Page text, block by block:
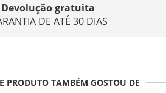
Devolução gratuita
DE ATÉ 30 DIAS
PRODUTO TAMBÉM GOSTOU DE